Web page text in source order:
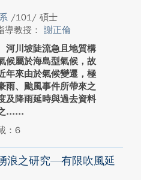
/101/ 碩士
導教授： 謝正倫
河川坡陡流急且地質構
候屬於海島型氣候，故
年來由於氣候變遷，極
雨、颱風事件所帶來之
及降雨延時與過去資料
...
：6
浪之研究—有限吹風延